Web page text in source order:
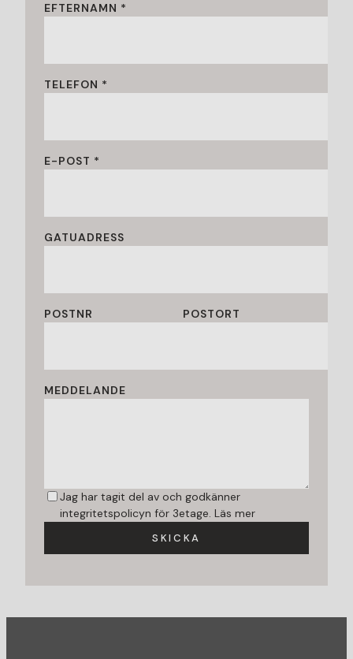
EFTERNAMN *
TELEFON *
E-POST *
GATUADRESS
POSTNR POSTORT
MEDDELANDE
Jag har tagit del av och godkänner
integritetspolicyn för 3etage. Läs mer
SKICKA